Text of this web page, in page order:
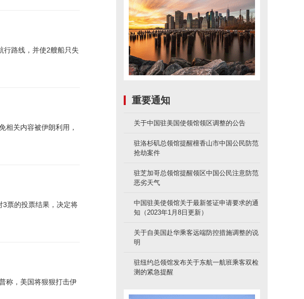
行路线，并使2艘船只失
相关内容被伊朗利用，
3票的投票结果，决定将
称，美国将狠狠打击伊
重要通知
关于中国驻美国使领馆领区调整的公告
驻洛杉矶总领馆提醒檀香山市中国公民防范
抢劫案件
驻芝加哥总领馆提醒领区中国公民注意防范
恶劣天气
中国驻美使领馆关于最新签证申请要求的通
知（2023年1月8日更新）
关于自美国赴华乘客远端防控措施调整的说
明
驻纽约总领馆发布关于东航一航班乘客双检
测的紧急提醒